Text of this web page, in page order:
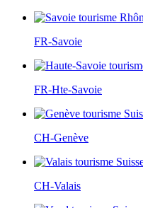
FR-Savoie
FR-Hte-Savoie
CH-Genève
CH-Valais